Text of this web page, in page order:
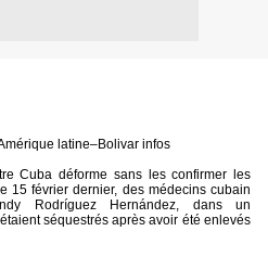
latine–Bolivar infos
Cuba déforme sans les confirmer les
15 février dernier, des médecins cubain
Rodríguez Hernández, dans un
séquestrés après avoir été enlevés